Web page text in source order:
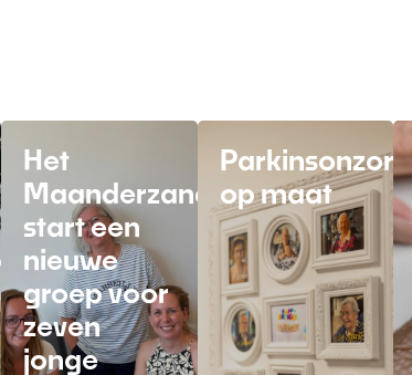
Het
Maanderzand
start een
nieuwe
groep voor
zeven
jonge
Parkinsonzorg
op maat